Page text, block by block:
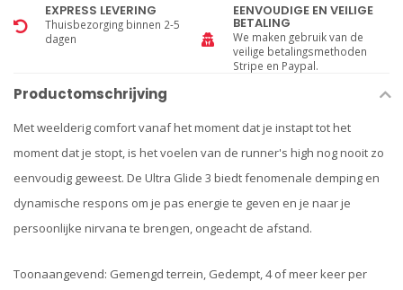
EXPRESS LEVERING
Thuisbezorging binnen 2-5
dagen
EENVOUDIGE EN VEILIGE
BETALING
We maken gebruik van de
veilige betalingsmethoden
Stripe en Paypal.
Productomschrijving
Met weelderig comfort vanaf het moment dat je instapt tot het
moment dat je stopt, is het voelen van de runner's high nog nooit zo
eenvoudig geweest. De Ultra Glide 3 biedt fenomenale demping en
dynamische respons om je pas energie te geven en je naar je
persoonlijke nirvana te brengen, ongeacht de afstand.
Toonaangevend: Gemengd terrein, Gedempt, 4 of meer keer per